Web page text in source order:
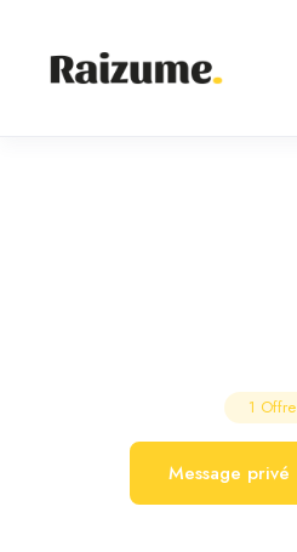
1 Offre
Message privé